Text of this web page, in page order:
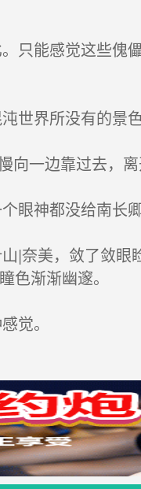
只能感觉这些傀
世界所没有的景色
一边靠过去，离
神都没给南长卿
|奈美，敛了敛眼
色渐渐幽邃。
觉。